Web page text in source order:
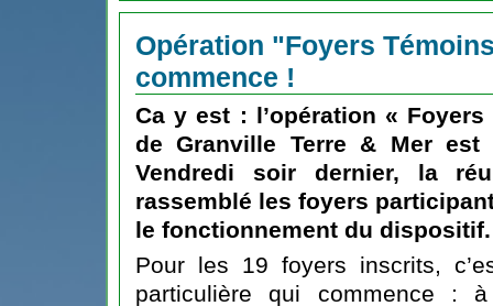
Opération "Foyers
commence !
Ca y est : l’opération «
de Granville Terre & Merest
Vendredi soir dernier, la
rassemblé les foyers
le fonctionnement du dispositif.
Pour les 19 foyers inscrits,
particulière qui commence :